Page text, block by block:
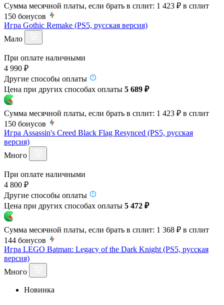
Сумма месячной платы, если брать в сплит: 1 423 ₽ в сплит
150 бонусов
Игра Gothic Remake (PS5, русская версия)
Мало
При оплате наличными
4 990 ₽
Другие способы оплаты
Цена при других способах оплаты 5 689 ₽
Сумма месячной платы, если брать в сплит: 1 423 ₽ в сплит
150 бонусов
Игра Assassin's Creed Black Flag Resynced (PS5, русская
версия)
Много
При оплате наличными
4 800 ₽
Другие способы оплаты
Цена при других способах оплаты 5 472 ₽
Сумма месячной платы, если брать в сплит: 1 368 ₽ в сплит
144 бонусов
Игра LEGO Batman: Legacy of the Dark Knight (PS5, русская
версия)
Много
Новинка